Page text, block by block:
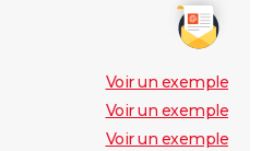
Voir un exemple
Voir un exemple
Voir un exemple